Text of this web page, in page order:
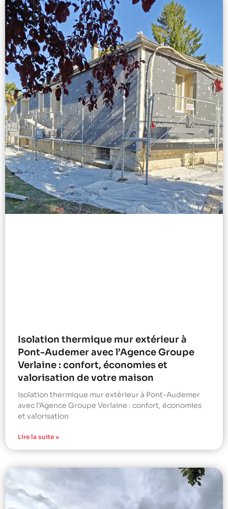
Isolation thermique mur extérieur à
Pont-Audemer avec l’Agence Groupe
Verlaine : confort, économies et
valorisation de votre maison
Isolation thermique mur extérieur à Pont-Audemer
avec l’Agence Groupe Verlaine : confort, économies
et valorisation
Lire la suite »